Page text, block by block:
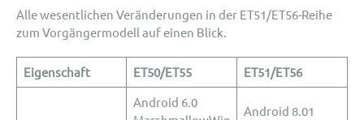
Alle wesentlichen Veränderungen in der ET51/ET56-Reihe
zum Vorgängermodell auf einen Blick.
Eigenschaft ET50/ET55 ET51/ET56
Android 6.0
Android 8.01